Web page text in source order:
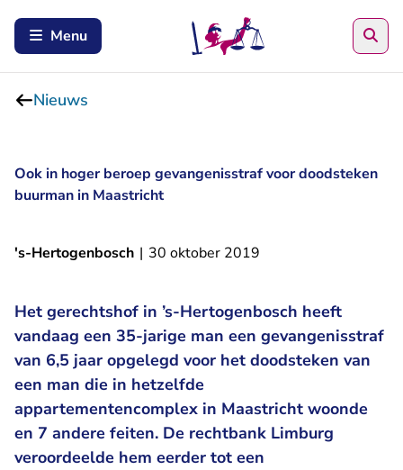
Menu
Nieuws
Ook in hoger beroep gevangenisstraf voor doodsteken
buurman in Maastricht
's-Hertogenbosch | 30 oktober 2019
Het gerechtshof in ’s-Hertogenbosch heeft
vandaag een 35-jarige man een gevangenisstraf
van 6,5 jaar opgelegd voor het doodsteken van
een man die in hetzelfde
appartementencomplex in Maastricht woonde
en 7 andere feiten. De rechtbank Limburg
veroordeelde hem eerder tot een